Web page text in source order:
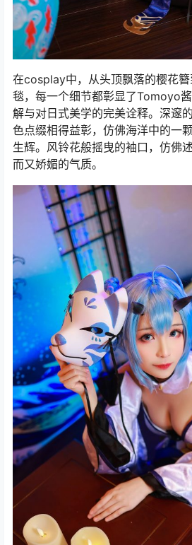
在cosplay中，从头顶飘落的樱花
毯，每一个细节都彰显了Tomoyo
解与对日式美学的完美诠释。深邃
色点缀相得益彰，仿佛海洋中的一
生辉。风铃花般摇曳的袖口，仿佛
而又娇媚的气质。